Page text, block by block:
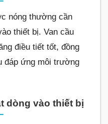
nóng thường cần
thiết bị. Van cầu
điều tiết tốt, đồng
đáp ứng môi trường
dòng vào thiết bị